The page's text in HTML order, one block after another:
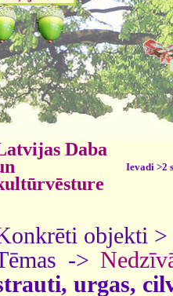
Daba
Ievadi >2
objekti >
->
urgas,